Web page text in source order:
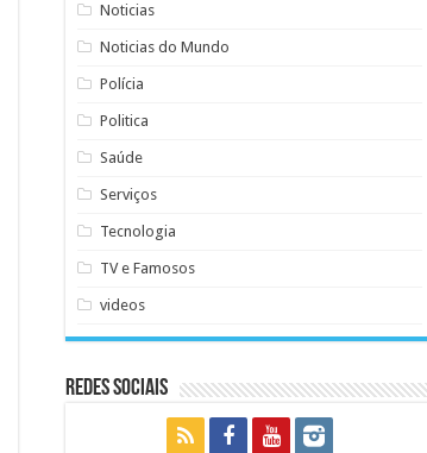
Noticias
Noticias do Mundo
Polícia
Politica
Saúde
Serviços
Tecnologia
TV e Famosos
videos
Redes Sociais